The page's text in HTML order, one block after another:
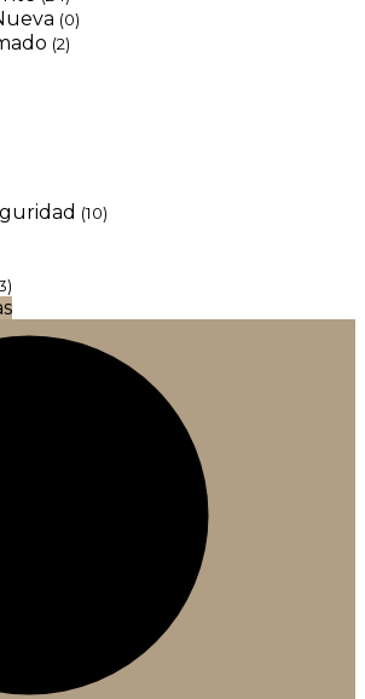
(0)
(2)
(10)